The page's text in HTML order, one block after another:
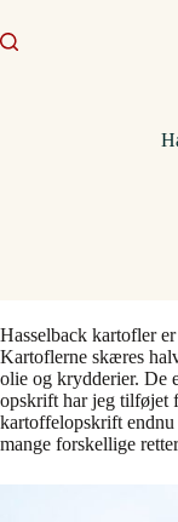
til
indhold
Hasselback kartofler
Kartoflerne skæres
olie og krydderier. De
opskrift har jeg tilføjet
kartoffelopskrift endnu
mange forskellige